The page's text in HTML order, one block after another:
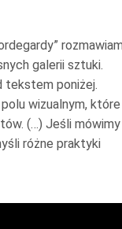
galerii sztuki.
tekstem poniżej.
wizualnym, które
(…) Jeśli
różne praktyki